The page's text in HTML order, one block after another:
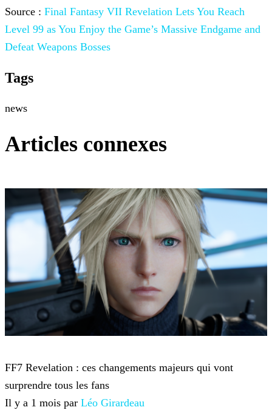
Source : Final Fantasy VII Revelation Lets You Reach
Level 99 as You Enjoy the Game’s Massive Endgame and
Defeat Weapons Bosses
Tags
news
Articles connexes
FF7 Revelation : ces changements majeurs qui vont
surprendre tous les fans
Il y a 1 mois par Léo Girardeau